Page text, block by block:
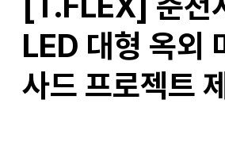
LED 대형 옥외
사드 프로젝트